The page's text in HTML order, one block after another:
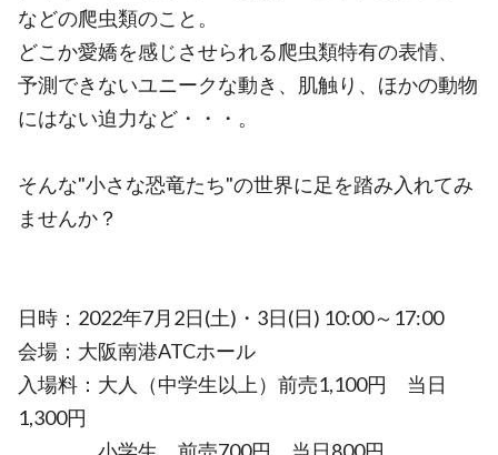
などの爬虫類のこと。
どこか愛嬌を感じさせられる爬虫類特有の表情、
予測できないユニークな動き、肌触り、ほかの動物
にはない迫力など・・・。
そんな"小さな恐竜たち"の世界に足を踏み入れてみ
ませんか？
日時：2022年7月2日(土)・3日(日) 10:00～17:00
会場：大阪南港ATCホール
入場料：大人（中学生以上）前売1,100円 当日
1,300円